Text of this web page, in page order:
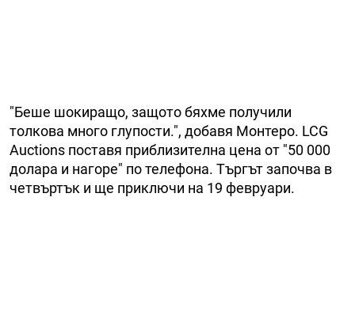
"Беше шокиращо, защото бяхме получили
толкова много глупости.", добавя Монтеро. LCG
Auctions поставя приблизителна цена от "50 000
долара и нагоре" по телефона. Търгът започва в
четвъртък и ще приключи на 19 февруари.